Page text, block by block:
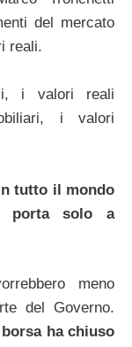
del mercato
reali.
i valori reali
i valori
tutto il mondo
porta solo a
meno
del Governo.
ha chiuso